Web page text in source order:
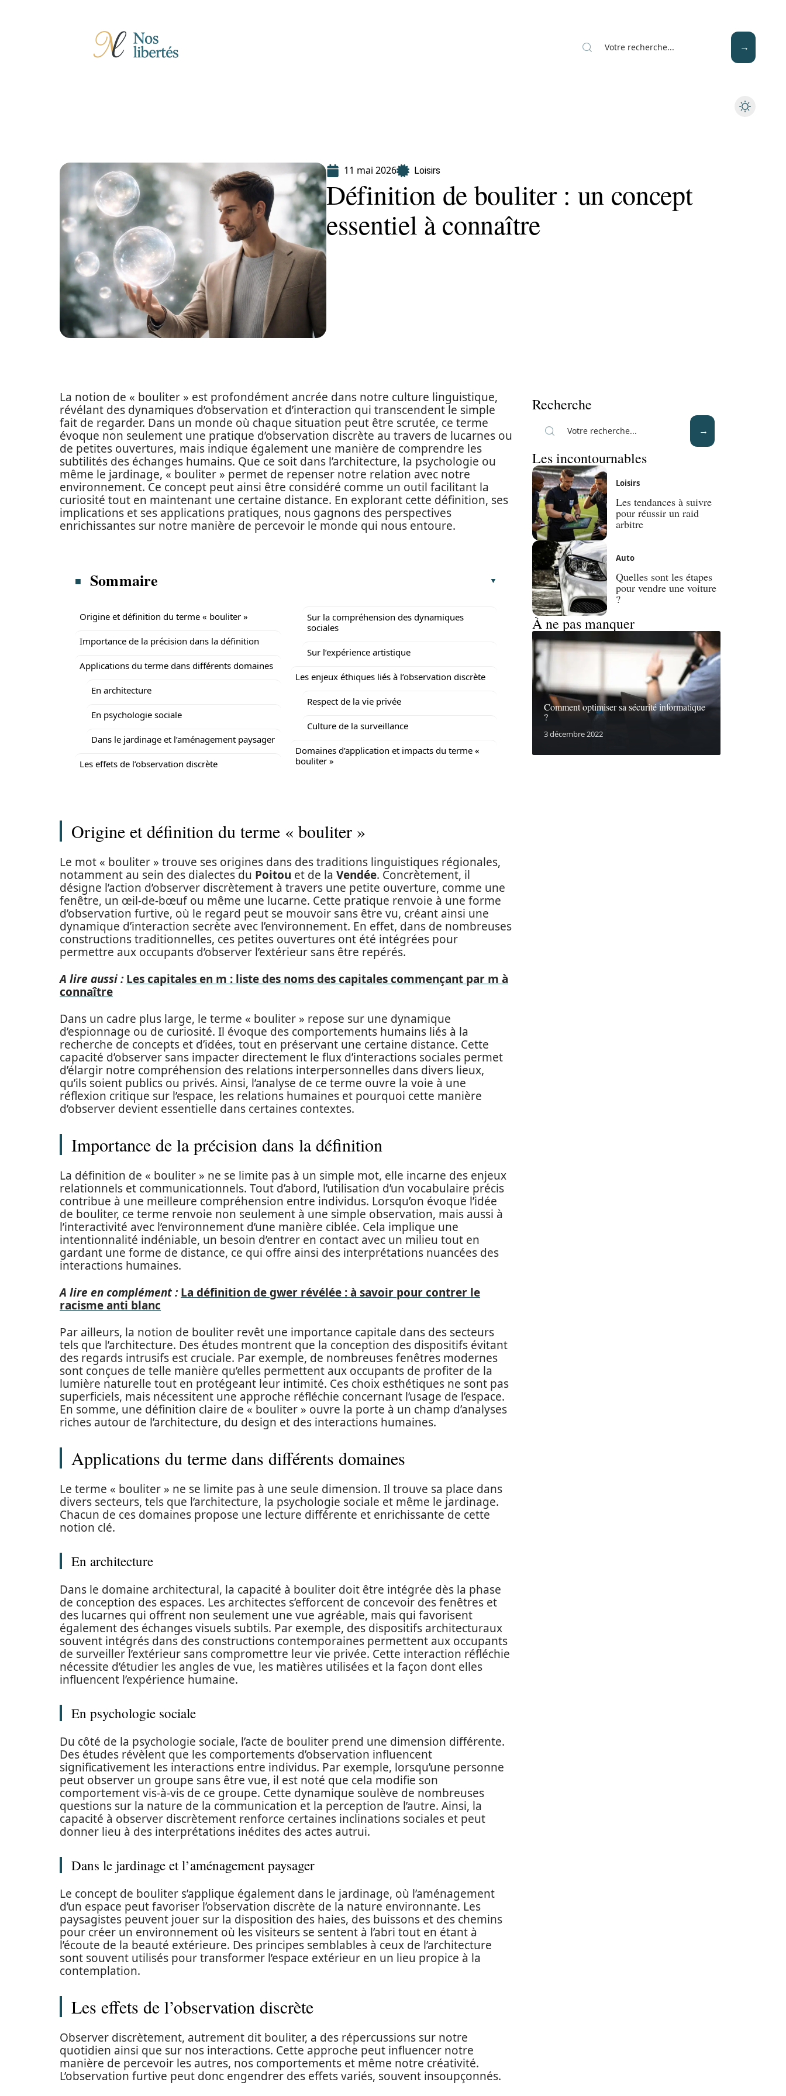
11 mai 2026 Loisirs
Définition de bouliter : un concept
essentiel à connaître
La notion de « bouliter » est profondément ancrée dans notre culture linguistique,
révélant des dynamiques d’observation et d’interaction qui transcendent le simple
fait de regarder. Dans un monde où chaque situation peut être scrutée, ce terme
évoque non seulement une pratique d’observation discrète au travers de lucarnes ou
de petites ouvertures, mais indique également une manière de comprendre les
subtilités des échanges humains. Que ce soit dans l’architecture, la psychologie ou
même le jardinage, « bouliter » permet de repenser notre relation avec notre
environnement. Ce concept peut ainsi être considéré comme un outil facilitant la
curiosité tout en maintenant une certaine distance. En explorant cette définition, ses
implications et ses applications pratiques, nous gagnons des perspectives
enrichissantes sur notre manière de percevoir le monde qui nous entoure.
Sommaire
Origine et définition du terme « bouliter »
Importance de la précision dans la définition
Applications du terme dans différents domaines
En architecture
En psychologie sociale
Dans le jardinage et l’aménagement paysager
Les effets de l’observation discrète
Sur la compréhension des dynamiques
sociales
Sur l’expérience artistique
Les enjeux éthiques liés à l’observation discrète
Respect de la vie privée
Culture de la surveillance
Domaines d’application et impacts du terme «
bouliter »
Origine et définition du terme « bouliter »
Le mot « bouliter » trouve ses origines dans des traditions linguistiques régionales,
notamment au sein des dialectes du Poitou et de la Vendée. Concrètement, il
désigne l’action d’observer discrètement à travers une petite ouverture, comme une
fenêtre, un œil-de-bœuf ou même une lucarne. Cette pratique renvoie à une forme
d’observation furtive, où le regard peut se mouvoir sans être vu, créant ainsi une
dynamique d’interaction secrète avec l’environnement. En effet, dans de nombreuses
constructions traditionnelles, ces petites ouvertures ont été intégrées pour
permettre aux occupants d’observer l’extérieur sans être repérés.
A lire aussi : Les capitales en m : liste des noms des capitales commençant par m à
connaître
Dans un cadre plus large, le terme « bouliter » repose sur une dynamique
d’espionnage ou de curiosité. Il évoque des comportements humains liés à la
recherche de concepts et d’idées, tout en préservant une certaine distance. Cette
capacité d’observer sans impacter directement le flux d’interactions sociales permet
d’élargir notre compréhension des relations interpersonnelles dans divers lieux,
qu’ils soient publics ou privés. Ainsi, l’analyse de ce terme ouvre la voie à une
réflexion critique sur l’espace, les relations humaines et pourquoi cette manière
d’observer devient essentielle dans certaines contextes.
Importance de la précision dans la définition
La définition de « bouliter » ne se limite pas à un simple mot, elle incarne des enjeux
relationnels et communicationnels. Tout d’abord, l’utilisation d’un vocabulaire précis
contribue à une meilleure compréhension entre individus. Lorsqu’on évoque l’idée
de bouliter, ce terme renvoie non seulement à une simple observation, mais aussi à
l’interactivité avec l’environnement d’une manière ciblée. Cela implique une
intentionnalité indéniable, un besoin d’entrer en contact avec un milieu tout en
gardant une forme de distance, ce qui offre ainsi des interprétations nuancées des
interactions humaines.
A lire en complément : La définition de gwer révélée : à savoir pour contrer le
racisme anti blanc
Par ailleurs, la notion de bouliter revêt une importance capitale dans des secteurs
tels que l’architecture. Des études montrent que la conception des dispositifs évitant
des regards intrusifs est cruciale. Par exemple, de nombreuses fenêtres modernes
sont conçues de telle manière qu’elles permettent aux occupants de profiter de la
lumière naturelle tout en protégeant leur intimité. Ces choix esthétiques ne sont pas
superficiels, mais nécessitent une approche réfléchie concernant l’usage de l’espace.
En somme, une définition claire de « bouliter » ouvre la porte à un champ d’analyses
riches autour de l’architecture, du design et des interactions humaines.
Applications du terme dans différents domaines
Le terme « bouliter » ne se limite pas à une seule dimension. Il trouve sa place dans
divers secteurs, tels que l’architecture, la psychologie sociale et même le jardinage.
Chacun de ces domaines propose une lecture différente et enrichissante de cette
notion clé.
En architecture
Dans le domaine architectural, la capacité à bouliter doit être intégrée dès la phase
de conception des espaces. Les architectes s’efforcent de concevoir des fenêtres et
des lucarnes qui offrent non seulement une vue agréable, mais qui favorisent
également des échanges visuels subtils. Par exemple, des dispositifs architecturaux
souvent intégrés dans des constructions contemporaines permettent aux occupants
de surveiller l’extérieur sans compromettre leur vie privée. Cette interaction réfléchie
nécessite d’étudier les angles de vue, les matières utilisées et la façon dont elles
influencent l’expérience humaine.
En psychologie sociale
Du côté de la psychologie sociale, l’acte de bouliter prend une dimension différente.
Des études révèlent que les comportements d’observation influencent
significativement les interactions entre individus. Par exemple, lorsqu’une personne
peut observer un groupe sans être vue, il est noté que cela modifie son
comportement vis-à-vis de ce groupe. Cette dynamique soulève de nombreuses
questions sur la nature de la communication et la perception de l’autre. Ainsi, la
capacité à observer discrètement renforce certaines inclinations sociales et peut
donner lieu à des interprétations inédites des actes autrui.
Dans le jardinage et l’aménagement paysager
Le concept de bouliter s’applique également dans le jardinage, où l’aménagement
d’un espace peut favoriser l’observation discrète de la nature environnante. Les
paysagistes peuvent jouer sur la disposition des haies, des buissons et des chemins
pour créer un environnement où les visiteurs se sentent à l’abri tout en étant à
l’écoute de la beauté extérieure. Des principes semblables à ceux de l’architecture
sont souvent utilisés pour transformer l’espace extérieur en un lieu propice à la
contemplation.
Les effets de l’observation discrète
Observer discrètement, autrement dit bouliter, a des répercussions sur notre
quotidien ainsi que sur nos interactions. Cette approche peut influencer notre
manière de percevoir les autres, nos comportements et même notre créativité.
L’observation furtive peut donc engendrer des effets variés, souvent insoupçonnés.
Recherche
Les incontournables
Loisirs
Les tendances à suivre
pour réussir un raid
arbitre
Auto
Quelles sont les étapes
pour vendre une voiture
?
À ne pas manquer
Comment optimiser sa sécurité informatique
?
3 décembre 2022